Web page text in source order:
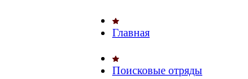
Главная
Поисковые отряды